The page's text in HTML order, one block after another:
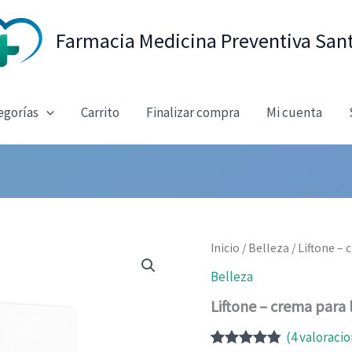
Farmacia Medicina Preventiva
Carrito Finalizar compra Mi cuenta
Inicio / Belleza / Liftone –
Belleza
Liftone – crema para
(4